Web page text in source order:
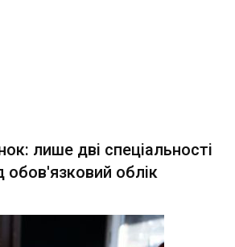
лише дві спеціальності
обов'язковий облік